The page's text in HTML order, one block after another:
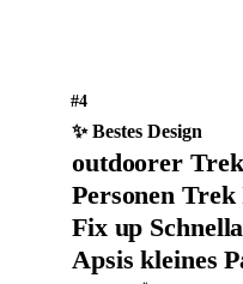
#4
✨ Bestes Design
outdoorer
Personen
Fix up
Apsis kleines